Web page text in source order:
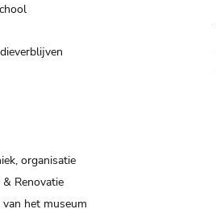
organisatie
& Renovatie
het museum